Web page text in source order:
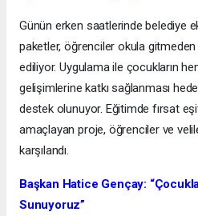
Günün erken saatlerinde belediye
paketler, öğrenciler okula
ediliyor. Uygulama ile çocukların
gelişimlerine katkı sağlanması
destek olunuyor. Eğitimde fırsat
amaçlayan proje, öğrenciler ve
karşılandı.
Başkan Hatice Gençay:
Sunuyoruz”